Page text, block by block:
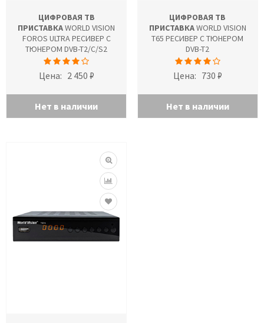
ЦИФРОВАЯ ТВ
ПРИСТАВКАWORLD VISION
FOROS ULTRA РЕСИВЕР С
ТЮНЕРОМ DVB-T2/C/S2
Цена: 2 450 ₽
Нет в наличии
ЦИФРОВАЯ ТВ
ПРИСТАВКАWORLD VISION
T65 РЕСИВЕР С ТЮНЕРОМ
DVB-T2
Цена: 730 ₽
Нет в наличии